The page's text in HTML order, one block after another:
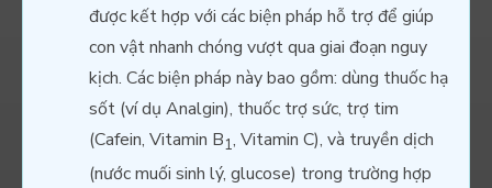
được kết hợp với các biện pháp hỗ trợ để giúp
con vật nhanh chóng vượt qua giai đoạn nguy
kịch. Các biện pháp này bao gồm: dùng thuốc hạ
sốt (ví dụ Analgin), thuốc trợ sức, trợ tim
(Cafein, Vitamin B1, Vitamin C), và truyền dịch
(nước muối sinh lý, glucose) trong trường hợp